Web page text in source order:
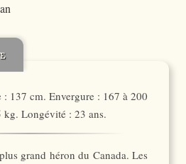
: 137 cm. Envergure : 167 à 200
kg. Longévité : 23 ans.
grand héron du Canada. Les